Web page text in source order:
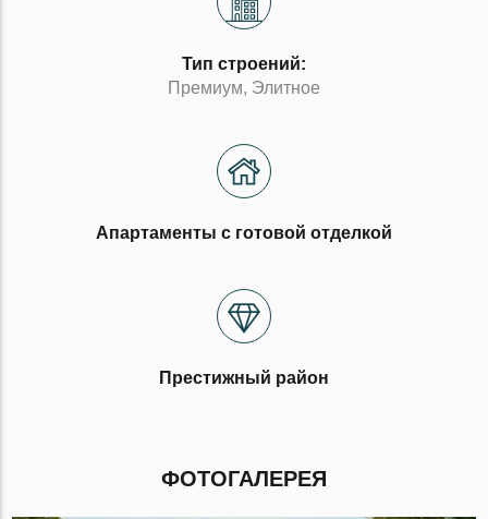
Тип строений:
Премиум, Элитное
Апартаменты с готовой отделкой
Престижный район
ФОТОГАЛЕРЕЯ